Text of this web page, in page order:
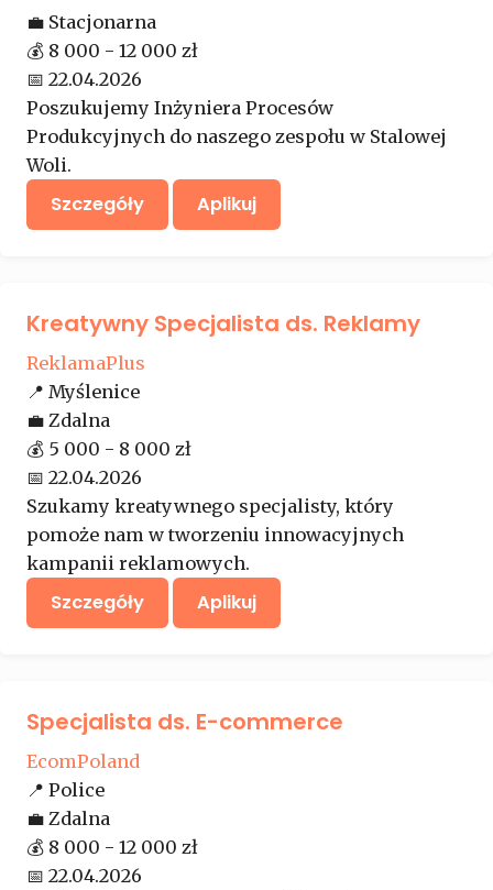
💼 Stacjonarna
💰 8 000 - 12 000 zł
📅 22.04.2026
Poszukujemy Inżyniera Procesów
Produkcyjnych do naszego zespołu w Stalowej
Woli.
Szczegóły Aplikuj
Kreatywny Specjalista ds. Reklamy
ReklamaPlus
📍 Myślenice
💼 Zdalna
💰 5 000 - 8 000 zł
📅 22.04.2026
Szukamy kreatywnego specjalisty, który
pomoże nam w tworzeniu innowacyjnych
kampanii reklamowych.
Szczegóły Aplikuj
Specjalista ds. E-commerce
EcomPoland
📍 Police
💼 Zdalna
💰 8 000 - 12 000 zł
📅 22.04.2026